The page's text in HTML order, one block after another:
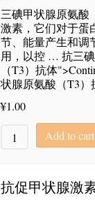
三碘甲状腺原氨酸
激素，它们对于蛋
节、能量产生和调
用，以控 … 抗三
（T3）抗体
状腺原氨酸（T3）
¥1.00
Add to cart
抗促甲状腺激